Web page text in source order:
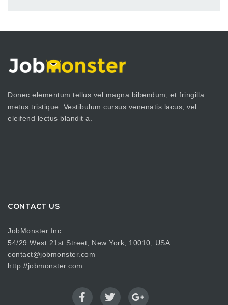
Donec elementum tellus vel magna bibendum, et fringilla
metus tristique. Vestibulum cursus venenatis lacus, vel
eleifend lectus blandit a.
CONTACT US
JobMonster Inc.
54/29 West 21st Street, New York, 10010, USA
contact@jobmonster.com
http://jobmonster.com